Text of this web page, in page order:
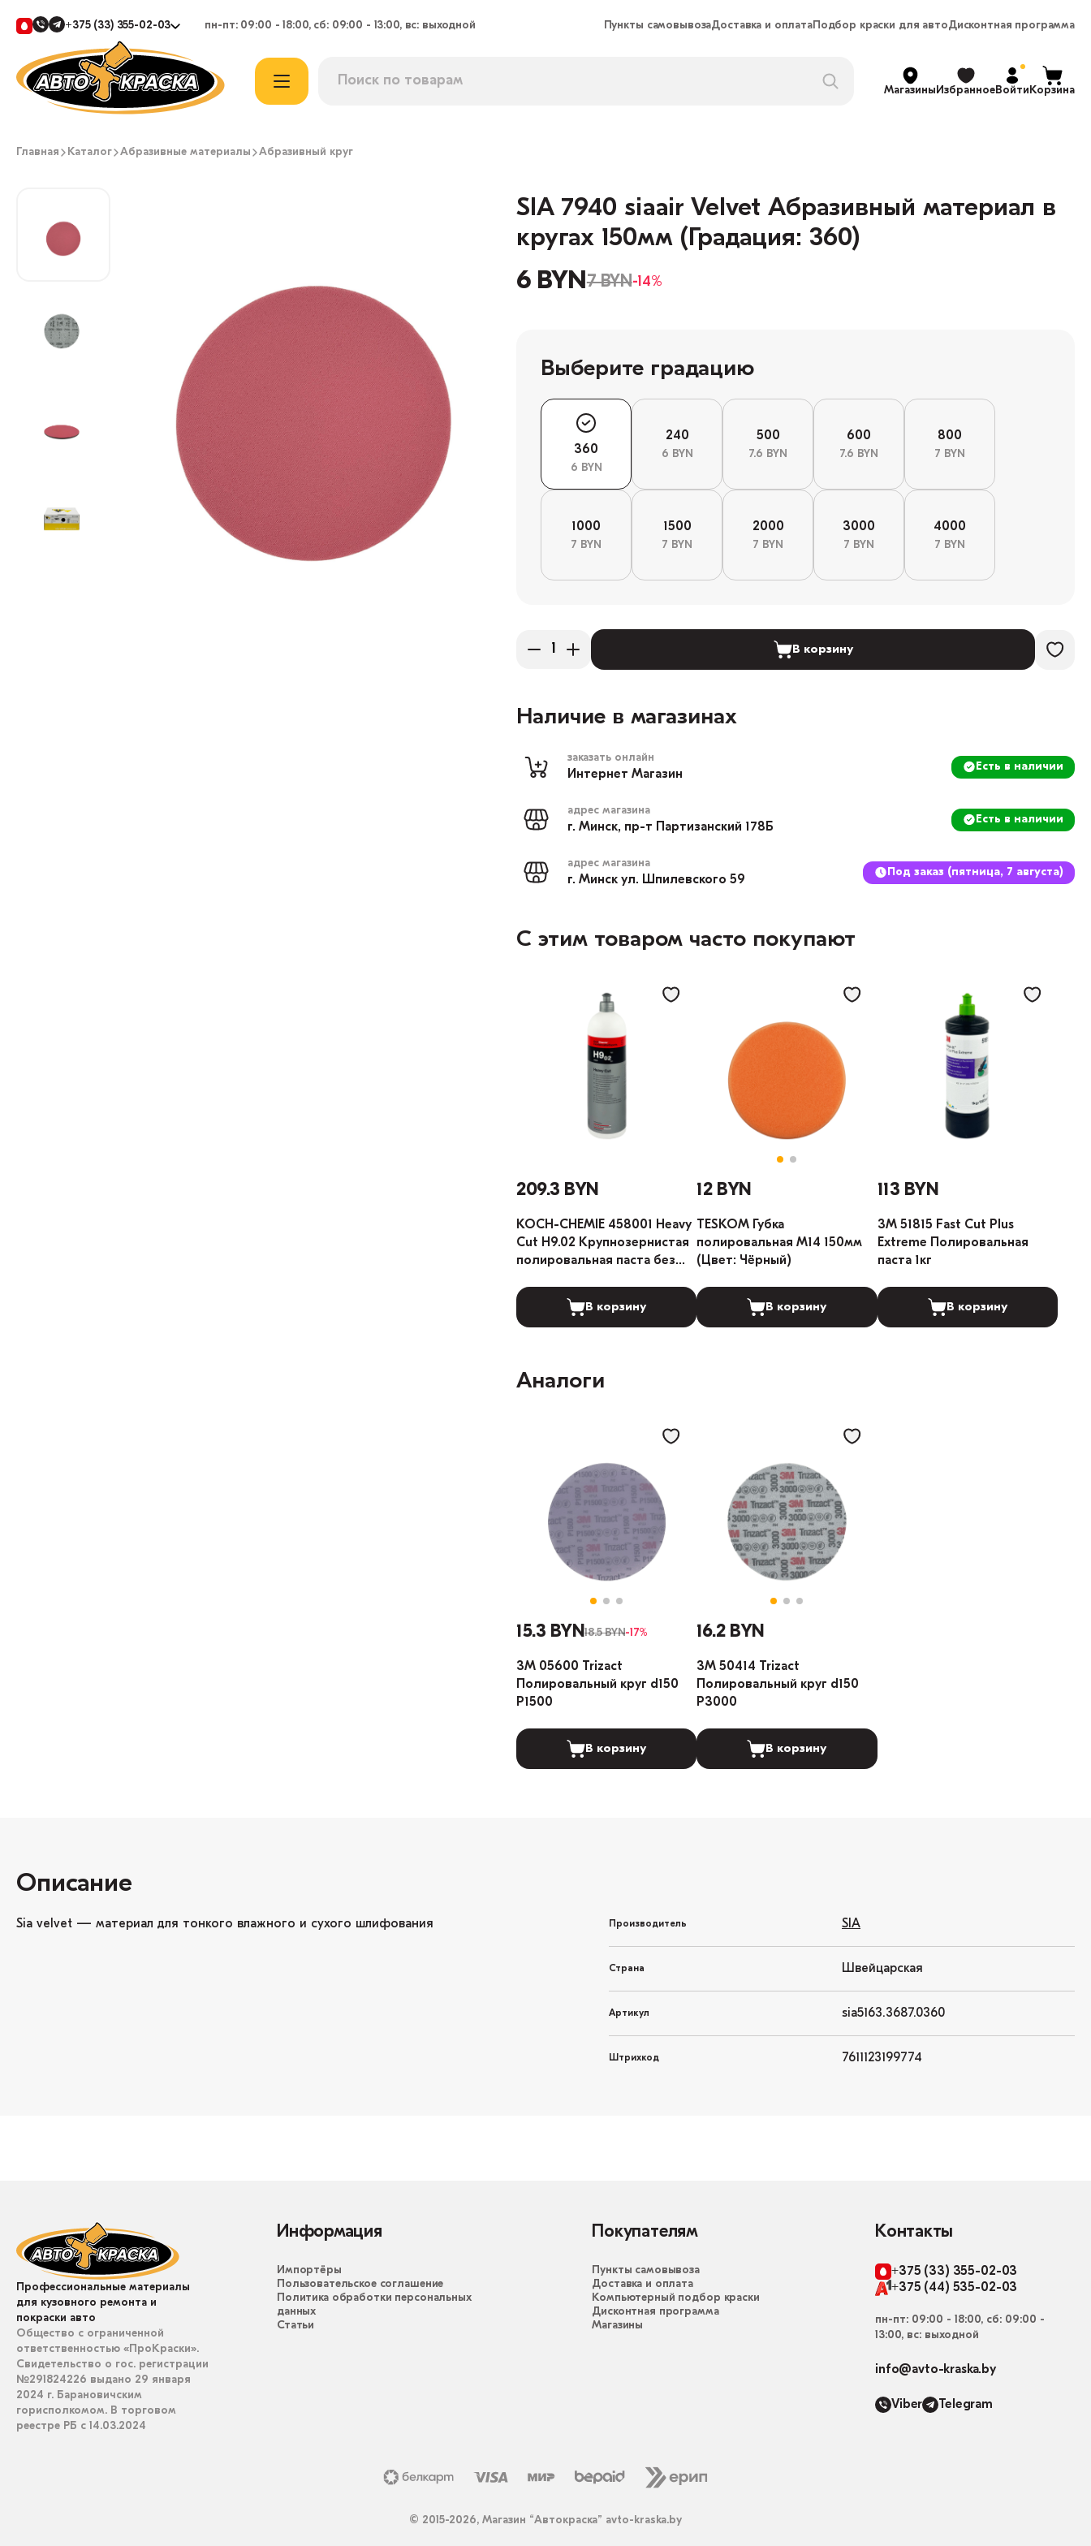
+375 (33) 355-02-03 пн-пт: 09:00 - 18:00, сб: 09:00 - 13:00, вс: выходной Пункты самовывозаДоставка и оплатаПодбор краски для автоДисконтная программа
МагазиныИзбранноеВойтиКорзина
Главная Каталог Абразивные материалы Абразивный круг
SIA 7940 siaair Velvet Абразивный материал в
кругах 150мм (Градация: 360)
6 BYN7 BYN-14%
Выберите градацию
360
6 BYN
240
6 BYN
500
7.6 BYN
600
7.6 BYN
800
7 BYN
1000
7 BYN
1500
7 BYN
2000
7 BYN
3000
7 BYN
4000
7 BYN
В корзину
Наличие в магазинах
заказать онлайн
Интернет Магазин
Есть в наличии
адрес магазина
г. Минск, пр-т Партизанский 178Б
Есть в наличии
адрес магазина
г. Минск ул. Шпилевского 59
Под заказ (пятница, 7 августа)
С этим товаром часто покупают
209.3 BYN
KOCH-CHEMIE 458001 Heavy
Cut H9.02 Крупнозернистая
полировальная паста без
В корзину
12 BYN
TESKOM Губка
полировальная M14 150мм
(Цвет: Чёрный)
В корзину
113 BYN
3М 51815 Fast Cut Plus
Extreme Полировальная
паста 1кг
В корзину
Аналоги
15.3 BYN18.5 BYN-17%
3М 05600 Trizact
Полировальный круг d150
P1500
В корзину
16.2 BYN
3М 50414 Trizact
Полировальный круг d150
P3000
В корзину
Описание
Sia velvet — материал для тонкого влажного и сухого шлифования Производитель SIA
Страна Швейцарская
Артикул sia5163.3687.0360
Штрихкод 7611123199774
Профессиональные материалы
для кузовного ремонта и
покраски авто
Общество с ограниченной
ответственностью «ПроКраски».
Свидетельство о гос. регистрации
№291824226 выдано 29 января
2024 г. Барановичским
горисполкомом. В торговом
реестре РБ с 14.03.2024
Информация
Импортёры
Пользовательское соглашение
Политика обработки персональных
данных
Статьи
Покупателям
Пункты самовывоза
Доставка и оплата
Компьютерный подбор краски
Дисконтная программа
Магазины
Контакты
+375 (33) 355-02-03
+375 (44) 535-02-03
пн-пт: 09:00 - 18:00, сб: 09:00 -
13:00, вс: выходной
info@avto-kraska.by
Viber Telegram
© 2015-2026, Магазин “Автокраска” avto-kraska.by